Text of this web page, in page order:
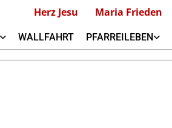
Herz Jesu Maria Frieden
WALLFAHRT PFARREILEBEN